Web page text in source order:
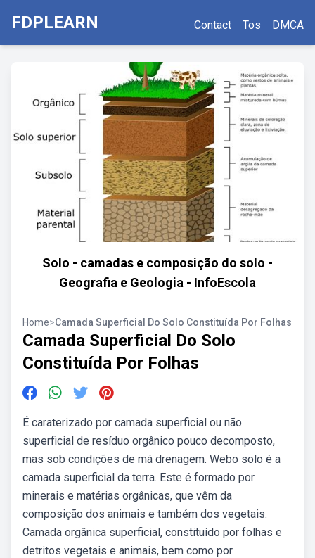
FDPLEARN Contact Tos DMCA
Solo - camadas e composição do solo -
Geografia e Geologia - InfoEscola
Home>Camada Superficial Do Solo Constituída Por Folhas
Camada Superficial Do Solo
Constituída Por Folhas
É caraterizado por camada superficial ou não
superficial de resíduo orgânico pouco decomposto,
mas sob condições de má drenagem. Webo solo é a
camada superficial da terra. Este é formado por
minerais e matérias orgânicas, que vêm da
composição dos animais e também dos vegetais.
Camada orgânica superficial, constituído por folhas e
detritos vegetais e animais, bem como por